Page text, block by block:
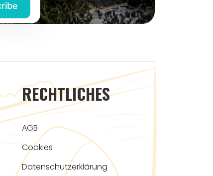
RECHTLICHES
AGB
Cookies
Datenschutzerklärung